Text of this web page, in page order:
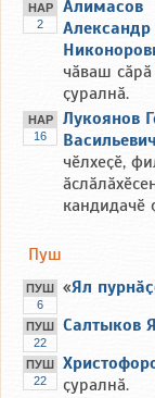
НАР
2
Алимасов
Александр
чӑваш
ҫуралнӑ.
НАР
16
Лукоянов
Васильевич
чӗлхеҫӗ,
кандидачӗ
Пуш
ПУШ
6
«Ял
ПУШ
22
Салтыков
ПУШ
22
ҫуралнӑ.